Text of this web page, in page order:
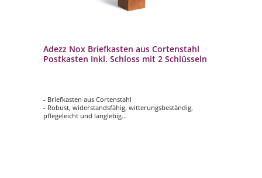
Adezz Nox Briefkasten aus Cortenstahl
Postkasten Inkl. Schloss mit 2 Schlüsseln
- Briefkasten aus Cortenstahl
- Robust, widerstandsfähig, witterungsbeständig,
pflegeleicht und langlebig